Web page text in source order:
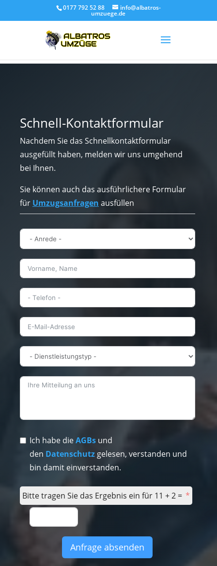
0177 792 52 88 info@albatros-
umzuege.de
Schnell-Kontaktformular
Nachdem Sie das Schnellkontaktformular
ausgefüllt haben, melden wir uns umgehend
bei Ihnen.
Sie können auch das ausführlichere Formular
für Umzugsanfragen ausfüllen
Ich habe dieAGBs und
den Datenschutzgelesen, verstanden und
bin damit einverstanden.
Bitte tragen Sie das Ergebnis ein für 11 + 2 =
Anfrage absenden